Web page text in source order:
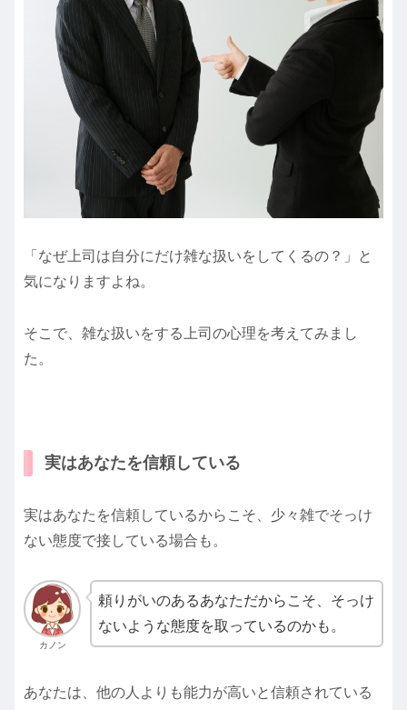
「なぜ上司は自分にだけ雑な扱いをしてくるの？」と
気になりますよね。
そこで、雑な扱いをする上司の心理を考えてみまし
た。
実はあなたを信頼している
実はあなたを信頼しているからこそ、少々雑でそっけ
ない態度で接している場合も。
カノン
頼りがいのあるあなただからこそ、そっけ
ないような態度を取っているのかも。
あなたは、他の人よりも能力が高いと信頼されている